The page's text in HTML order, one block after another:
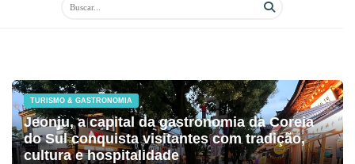
TURISMO & GASTRONOMIA
Jeonju, a capital da gastronomia da Coreia
do Sul conquista visitantes com tradição,
cultura e hospitalidade